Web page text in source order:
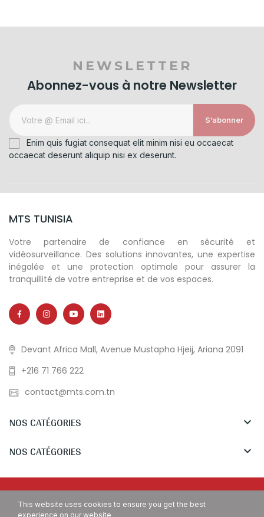
NEWSLETTER
Abonnez-vous à notre Newsletter
S’abonner
Enim quis fugiat consequat elit minim nisi eu occaecat
occaecat deserunt aliquip nisi ex deserunt.
MTS TUNISIA
Votre partenaire de confiance en sécurité et
vidéosurveillance. Des solutions innovantes, une expertise
inégalée et une protection optimale pour assurer la
tranquillité de votre entreprise et de vos espaces.
Devant Africa Mall, Avenue Mustapha Hjeij, Ariana 2091
+216 71 766 222
contact@mts.com.tn
NOS CATÉGORIES 
NOS CATÉGORIES 
This website uses cookies to ensure you get the best
experience on our website